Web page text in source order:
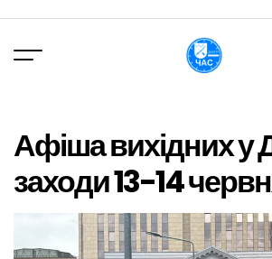
вмісту
Афіша вихідних у
заходи 13-14